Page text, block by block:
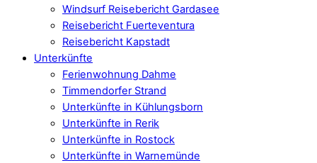
Windsurf Reisebericht Gardasee
Reisebericht Fuerteventura
Reisebericht Kapstadt
Unterkünfte
Ferienwohnung Dahme
Timmendorfer Strand
Unterkünfte in Kühlungsborn
Unterkünfte in Rerik
Unterkünfte in Rostock
Unterkünfte in Warnemünde